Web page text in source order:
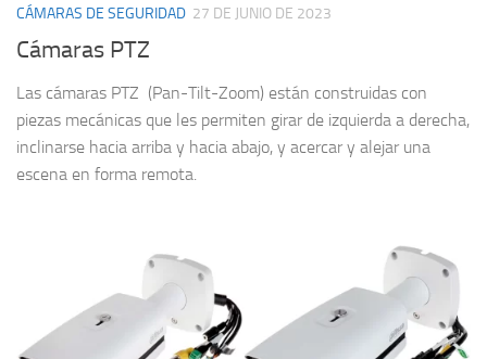
CÁMARAS DE SEGURIDAD 27 DE JUNIO DE 2023
Cámaras PTZ
Las cámaras PTZ (Pan-Tilt-Zoom) están construidas con
piezas mecánicas que les permiten girar de izquierda a derecha,
inclinarse hacia arriba y hacia abajo, y acercar y alejar una
escena en forma remota.